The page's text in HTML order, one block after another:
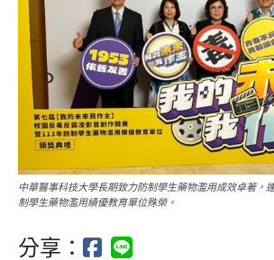
中華醫事科技大學長期致力防制學生藥物濫用成效卓著，
制學生藥物濫用績優教育單位殊榮。
分享：